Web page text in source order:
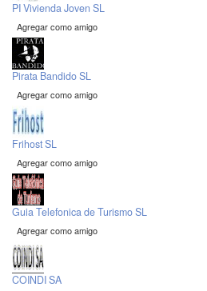
PI Vivienda Joven SL
Agregar como amigo
Pirata Bandido SL
Agregar como amigo
Frihost SL
Agregar como amigo
Guia Telefonica de Turismo SL
Agregar como amigo
COINDI SA